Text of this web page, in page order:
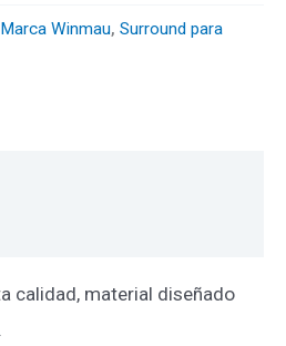
Marca Winmau, Surround para
calidad, material diseñado